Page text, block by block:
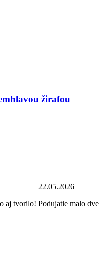
žirafou
22.05.2026
aj tvorilo! Podujatie malo dve